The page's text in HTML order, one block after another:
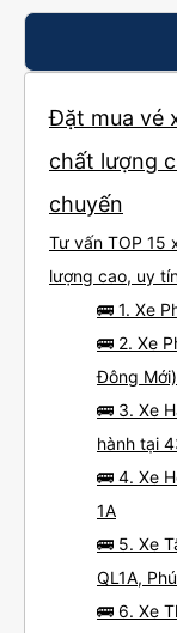
Đặt mua vé
chất lượng
chuyến
Tư vấn TOP 15
lượng cao, uy
🚌 1. Xe
🚌 2. Xe
Đông Mới)
🚌 3. Xe
hành tại
🚌 4. Xe
1A
🚌 5. Xe
QL1A,
🚌 6. Xe